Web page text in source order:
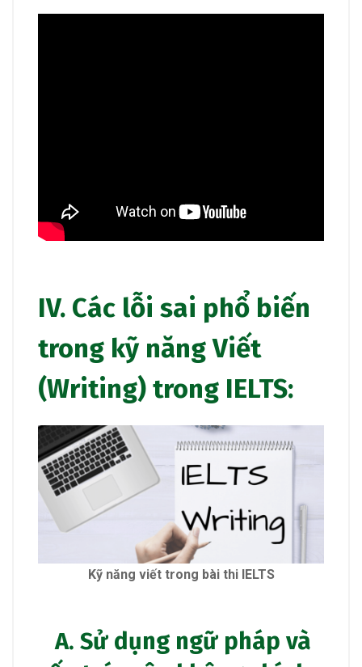
IV. Các lỗi sai phổ biến
trong kỹ năng Viết
(Writing) trong IELTS:
Kỹ năng viết trong bài thi IELTS
A. Sử dụng ngữ pháp và